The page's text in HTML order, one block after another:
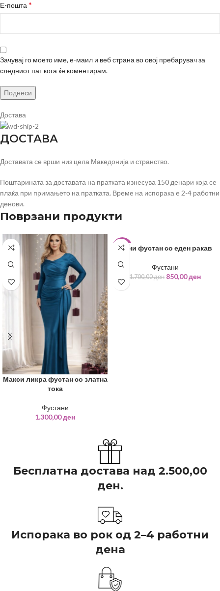
Е-пошта *
Зачувај го моето име, е-маил и веб страна во овој пребарувач за
следниот пат кога ќе коментирам.
Достава
ДОСТАВА
Доставата се врши низ цела Македонија и странство.
Поштарината за доставата на пратката изнесува 150 денари која се
плаќа при примањето на пратката. Време на испорака е 2-4 работни
денови.
Поврзани продукти
Макси ликра фустан со златна
тока
Фустани
1.300,00ден
-50%
Мини фустан со еден ракав
Фустани
1.700,00ден 850,00ден
Бесплатна достава над 2.500,00
ден.
Испорака во рок од 2–4 работни
дена